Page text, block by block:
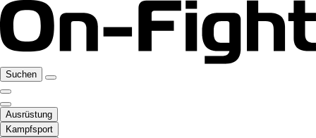
Suchen
Ausrüstung
Kampfsport